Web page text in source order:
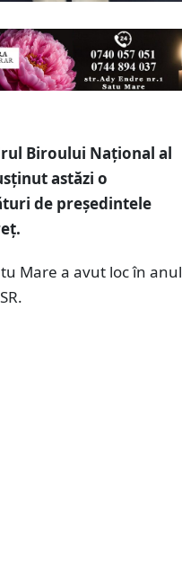
Biroului Național al
astăzi o
de președintele
Mare a avut loc în anul